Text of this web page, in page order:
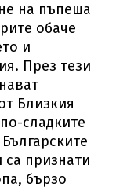
на пъпеша
обаче
и
През тези
Близкия
сладките
са признати
бързо